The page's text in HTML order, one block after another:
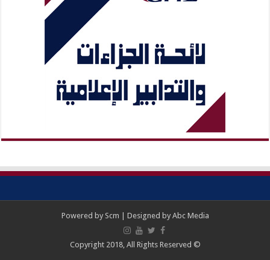
Powered by Scm | Designed by Abc Media
© Copyright 2018, All Rights Reserved